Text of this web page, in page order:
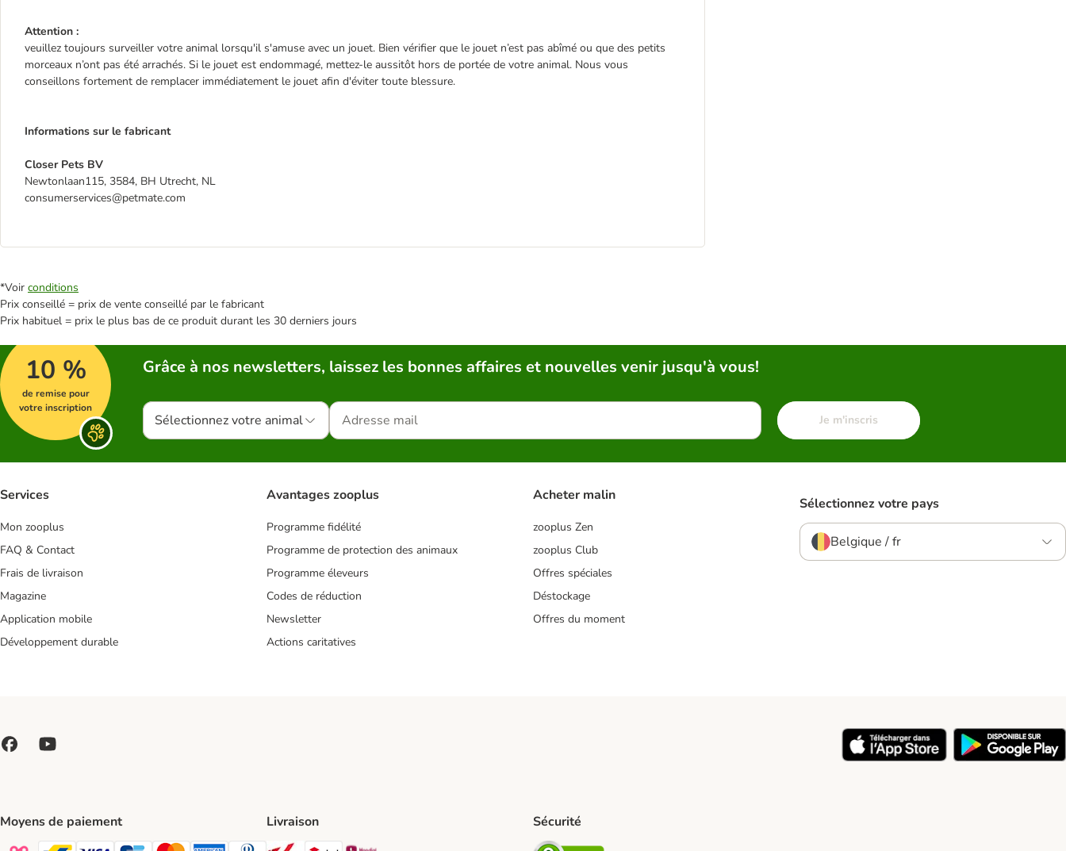
Attention :
veuillez toujours surveiller votre animal lorsqu'il s'amuse avec un jouet. Bien vérifier que le jouet n’est pas abîmé ou que des petits
morceaux n’ont pas été arrachés. Si le jouet est endommagé, mettez-le aussitôt hors de portée de votre animal. Nous vous
conseillons fortement de remplacer immédiatement le jouet afin d'éviter toute blessure.
Informations sur le fabricant
Closer Pets BV
Newtonlaan115, 3584, BH Utrecht, NL
consumerservices@petmate.com
*Voir conditions
Prix conseillé = prix de vente conseillé par le fabricant
Prix habituel = prix le plus bas de ce produit durant les 30 derniers jours
10 %
de remise pour
votre inscription
Grâce à nos newsletters, laissez les bonnes affaires et nouvelles venir jusqu'à vous!
Sélectionnez votre animal Je m'inscris
Services
Mon zooplus
FAQ & Contact
Frais de livraison
Magazine
Application mobile
Développement durable
Avantages zooplus
Programme fidélité
Programme de protection des animaux
Programme éleveurs
Codes de réduction
Newsletter
Actions caritatives
Acheter malin
zooplus Zen
zooplus Club
Offres spéciales
Déstockage
Offres du moment
Sélectionnez votre pays
Belgique / fr
Moyens de paiement Livraison Sécurité